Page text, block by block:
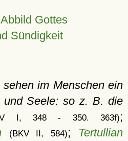
Gottes
Sündigkeit
im Menschen ein
und Seele: so z. B. die
I, 348 - 350. 363f);
(BKV II, 584); Tertullian